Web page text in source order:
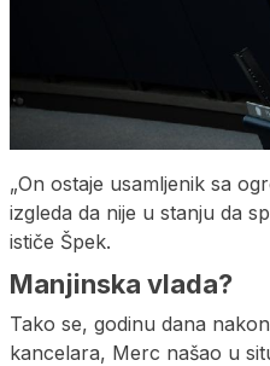
„On ostaje usamljenik sa
izgleda da nije u stanju da
ističe Špek.
Manjinska vlada?
Tako se, godinu dana
kancelara, Merc našao u